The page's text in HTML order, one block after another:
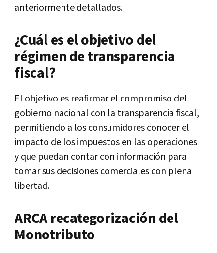
anteriormente detallados.
¿Cuál es el objetivo del
régimen de transparencia
fiscal?
El objetivo es reafirmar el compromiso del
gobierno nacional con la transparencia fiscal,
permitiendo a los consumidores conocer el
impacto de los impuestos en las operaciones
y que puedan contar con información para
tomar sus decisiones comerciales con plena
libertad.
ARCA recategorización del
Monotributo